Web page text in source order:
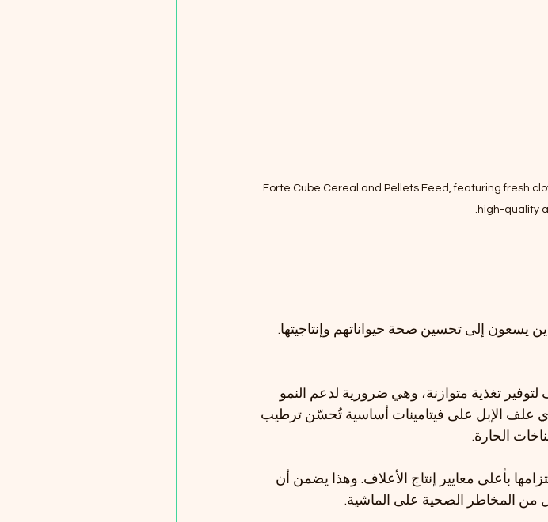
Forte Cube Cereal and Pellets Feed, featuring fresh
high-quality
يسعون إلى تحسين صحة حيواناتهم وإنتاجيتها.
تغذية متوازنة، وهي ضرورية لدعم النمو
علف الإبل على فيتامينات أساسية تُحسّن ترطيب
الحارة.
بأعلى معايير إنتاج الأعلاف. وهذا يضمن أن
من المخاطر الصحية على الماشية.